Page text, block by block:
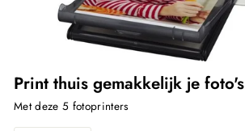
Print thuis gemakkelijk je foto's
Met deze 5 fotoprinters